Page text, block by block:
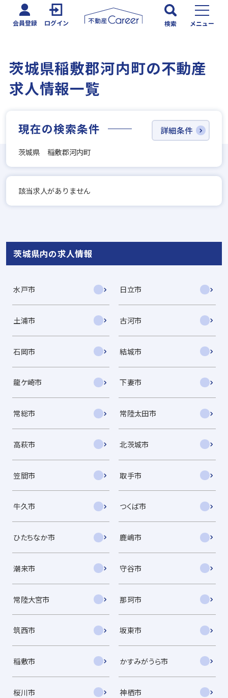
会員登録 ログイン 検索 メニュー
茨城県稲敷郡河内町の不動産
求人情報一覧
現在の検索条件
茨城県 稲敷郡河内町
詳細条件
該当求人がありません
茨城県内の求人情報
水戸市 日立市
土浦市 古河市
石岡市 結城市
龍ケ崎市 下妻市
常総市 常陸太田市
高萩市 北茨城市
笠間市 取手市
牛久市 つくば市
ひたちなか市 鹿嶋市
潮来市 守谷市
常陸大宮市 那珂市
筑西市 坂東市
稲敷市 かすみがうら市
桜川市 神栖市